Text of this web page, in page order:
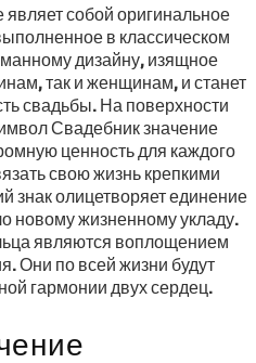
собой оригинальное
в классическом
дизайну, изящное
так и женщинам, и станет
свадьбы. На поверхности
Свадебник значение
ценность для каждого
свою жизнь крепкими
знак олицетворяет единение
новому жизненному укладу.
являются воплощением
Они по всей жизни будут
гармонии двух сердец.